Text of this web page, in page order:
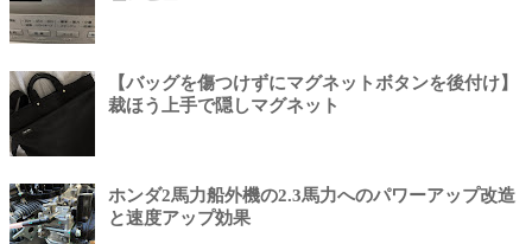
【バッグを傷つけずにマグネットボタンを後付け】
裁ほう上手で隠しマグネット
ホンダ2馬力船外機の2.3馬力へのパワーアップ改造
と速度アップ効果